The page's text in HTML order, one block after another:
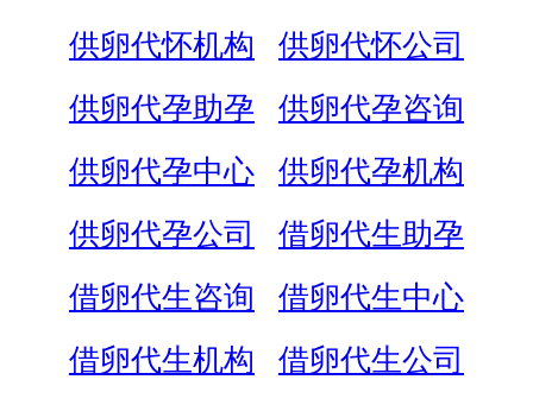
供卵代怀机构
供卵代怀公司
供卵代孕助孕
供卵代孕咨询
供卵代孕中心
供卵代孕机构
供卵代孕公司
借卵代生助孕
借卵代生咨询
借卵代生中心
借卵代生机构
借卵代生公司